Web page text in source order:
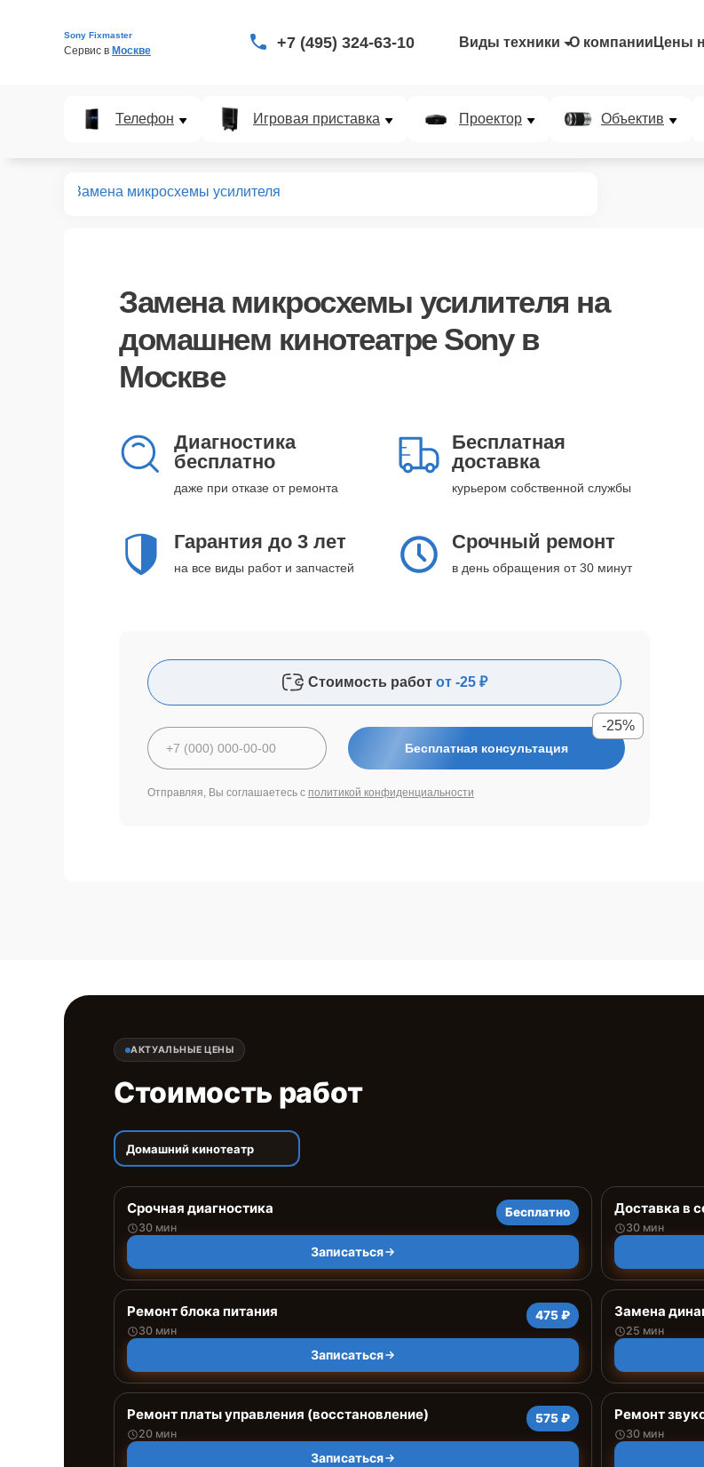
Sony Fixmaster
Сервис в Москве +7 (495) 324-63-10 Виды техники О компании Цены
Телефон Игровая приставка Проектор Объектив
Замена микросхемы усилителя
Замена микросхемы усилителя на
домашнем кинотеатре Sony в
Москве
Диагностика
бесплатно
даже при отказе от ремонта
Бесплатная
доставка
курьером собственной службы
Гарантия до 3 лет
на все виды работ и запчастей
Срочный ремонт
в день обращения от 30 минут
Стоимость работ от -25 ₽
Бесплатная консультация
-25%
Отправляя, Вы соглашаетесь с политикой конфиденциальности
АКТУАЛЬНЫЕ ЦЕНЫ
Стоимость работ
Домашний кинотеатр
Срочная диагностика
30 мин
Бесплатно
Записаться
Доставка в
30 мин
Ремонт блока питания
30 мин
475 ₽
Записаться
Замена
25 мин
Ремонт платы управления (восстановление)
20 мин
575 ₽
Записаться
Ремонт
30 мин